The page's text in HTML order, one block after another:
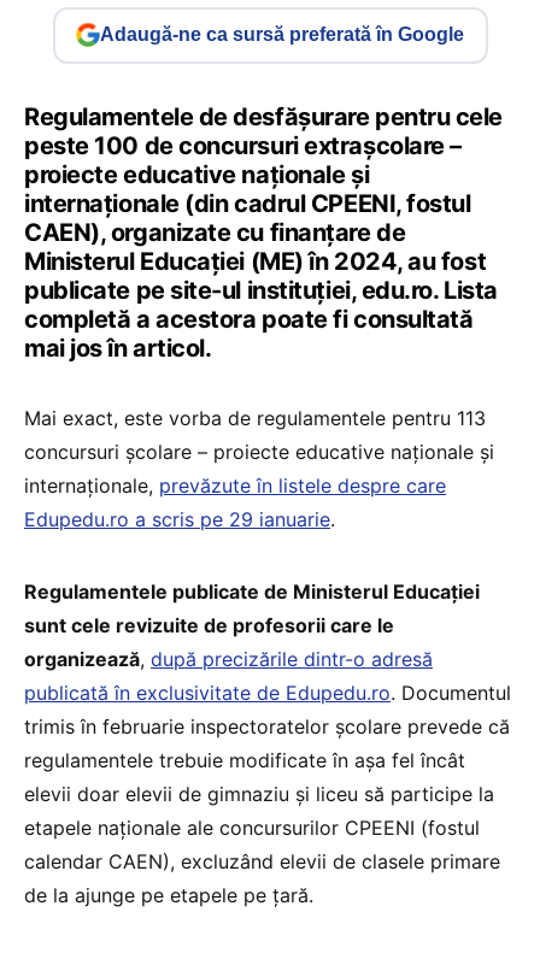
Adaugă-ne ca sursă preferată în Google
Regulamentele de desfășurare pentru cele
peste 100 de concursuri extrașcolare –
proiecte educative naționale și
internaționale (din cadrul CPEENI, fostul
CAEN), organizate cu finanțare de
Ministerul Educației (ME) în 2024, au fost
publicate pe site-ul instituției, edu.ro. Lista
completă a acestora poate fi consultată
mai jos în articol.
Mai exact, este vorba de regulamentele pentru 113
concursuri școlare – proiecte educative naționale și
internaționale, prevăzute în listele despre care
Edupedu.ro a scris pe 29 ianuarie.
Regulamentele publicate de Ministerul Educației
sunt cele revizuite de profesorii care le
organizează, după precizările dintr-o adresă
publicată în exclusivitate de Edupedu.ro. Documentul
trimis în februarie inspectoratelor școlare prevede că
regulamentele trebuie modificate în așa fel încât
elevii doar elevii de gimnaziu și liceu să participe la
etapele naționale ale concursurilor CPEENI (fostul
calendar CAEN), excluzând elevii de clasele primare
de la ajunge pe etapele pe țară.